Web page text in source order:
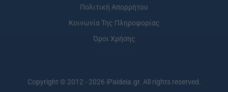
Πολιτική Απορρήτου
Κοινωνία Της Πληροφορίας
Όροι Χρήσης
Copyright © 2012 - 2026 iPaideia.gr. All rights reserved.